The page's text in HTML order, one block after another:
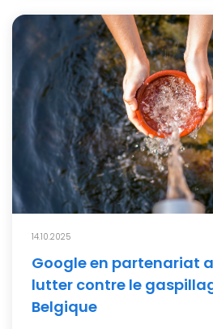
14.10.2025
Google en partenariat
lutter contre le
Belgique